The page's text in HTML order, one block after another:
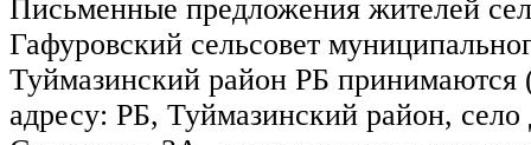
Письменные предложения жителей
Гафуровский сельсовет
Туймазинский район РБ принимаются
адресу: РБ, Туймазинский район,